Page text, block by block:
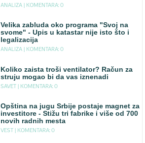
ANALIZA | KOMENTARA: 0
Velika zabluda oko programa "Svoj na
svome" - Upis u katastar nije isto što i
legalizacija
ANALIZA | KOMENTARA: 0
Koliko zaista troši ventilator? Račun za
struju mogao bi da vas iznenadi
SAVET | KOMENTARA: 0
Opština na jugu Srbije postaje magnet za
investitore - Stižu tri fabrike i više od 700
novih radnih mesta
VEST | KOMENTARA: 0